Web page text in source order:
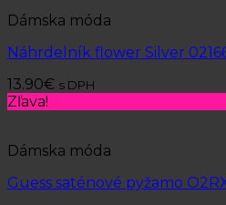
Dámska móda
Náhrdelník flower Silver
13.90€ s DPH
Zľava!
Dámska móda
Guess saténové pyžamo